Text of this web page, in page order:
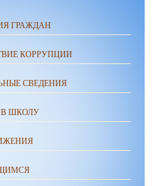
ГРАЖДАН
КОРРУПЦИИ
СВЕДЕНИЯ
ШКОЛУ